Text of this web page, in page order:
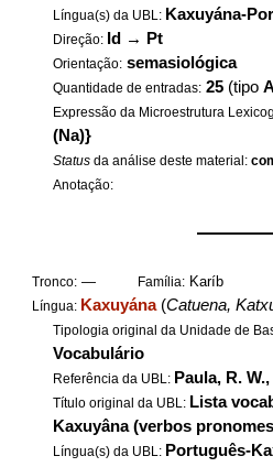
Língua(s) da UBL: Kaxuyána-
Direção: Id → Pt
Orientação: semasiológica
Quantidade de entradas: 25 (tipo
Expressão da Microestrutura
(Na)}
Status da análise deste material:
Anotação:
Tronco: — Família: Karíb
Língua: Kaxuyána(Catuena,
Tipologia original da Unidade de
Vocabulário
Referência da UBL: Paula, R.
Título original da UBL: Lista
Kaxuyâna (verbos
Língua(s) da UBL: Português-